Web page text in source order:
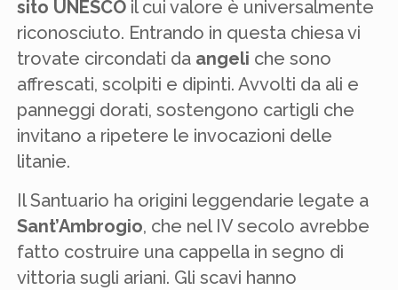
sito UNESCO il cui valore è universalmente
riconosciuto. Entrando in questa chiesa vi
trovate circondati da angeli che sono
affrescati, scolpiti e dipinti. Avvolti da ali e
panneggi dorati, sostengono cartigli che
invitano a ripetere le invocazioni delle
litanie.
Il Santuario ha origini leggendarie legate a
Sant’Ambrogio, che nel IV secolo avrebbe
fatto costruire una cappella in segno di
vittoria sugli ariani. Gli scavi hanno